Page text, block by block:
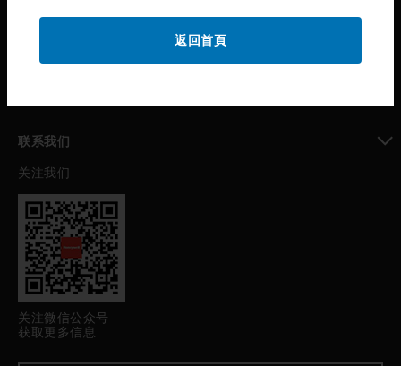
联系我们
toggle view
关注我们
关注微信公众号
获取更多信息
返回首頁